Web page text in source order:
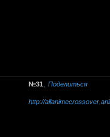
Поделиться
31
http://